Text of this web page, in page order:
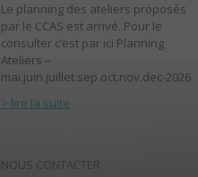
Le planning des ateliers proposés
par le CCAS est arrivé. Pour le
consulter c’est par ici Planning
Ateliers –
mai.juin.juillet.sep.oct.nov.dec-2026
> lire la suite
NOUS CONTACTER